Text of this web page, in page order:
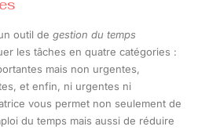
outil de gestion du temps
les tâches en quatre catégories :
mais non urgentes,
et enfin, ni urgentes ni
vous permet non seulement de
du temps mais aussi de réduire